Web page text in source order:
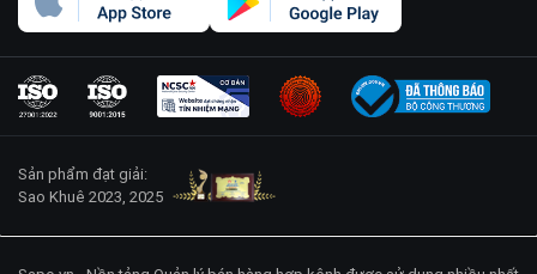
Sản phẩm đạt giải:
Sao Khuê 2023, 2025